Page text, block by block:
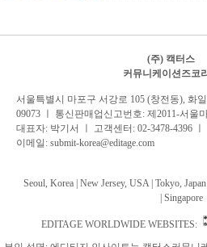
(주) 캑터스
커뮤니케이션즈코
서 울특별시 마포구 서강로 105 (창전동), 화
09073 ㅣ 통신판매업신고번호: 제2011-서울
대표자: 박기서 ㅣ 고객센터: 02-3478-4396
이메일: submit-korea@editage.com
Seoul, Korea | New Jersey, USA | Tokyo,
|Singapore
EDITAGE WORLDWIDE WEBSITES: